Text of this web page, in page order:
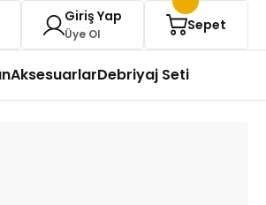
Giriş Yap
Üye Ol
Sepet
AksesuarlarDebriyaj Seti